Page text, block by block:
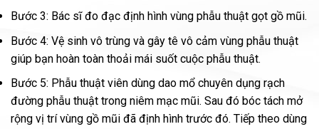
Bước 3: Bác sĩ đo đạc định hình vùng phẫu thuật gọt gồ mũi.
Bước 4: Vệ sinh vô trùng và gây tê vô cảm vùng phẫu thuật
giúp bạn hoàn toàn thoải mái suốt cuộc phẫu thuật.
Bước 5: Phẫu thuật viên dùng dao mổ chuyên dụng rạch
đường phẫu thuật trong niêm mạc mũi. Sau đó bóc tách mở
rộng vị trí vùng gồ mũi đã định hình trước đó. Tiếp theo dùng